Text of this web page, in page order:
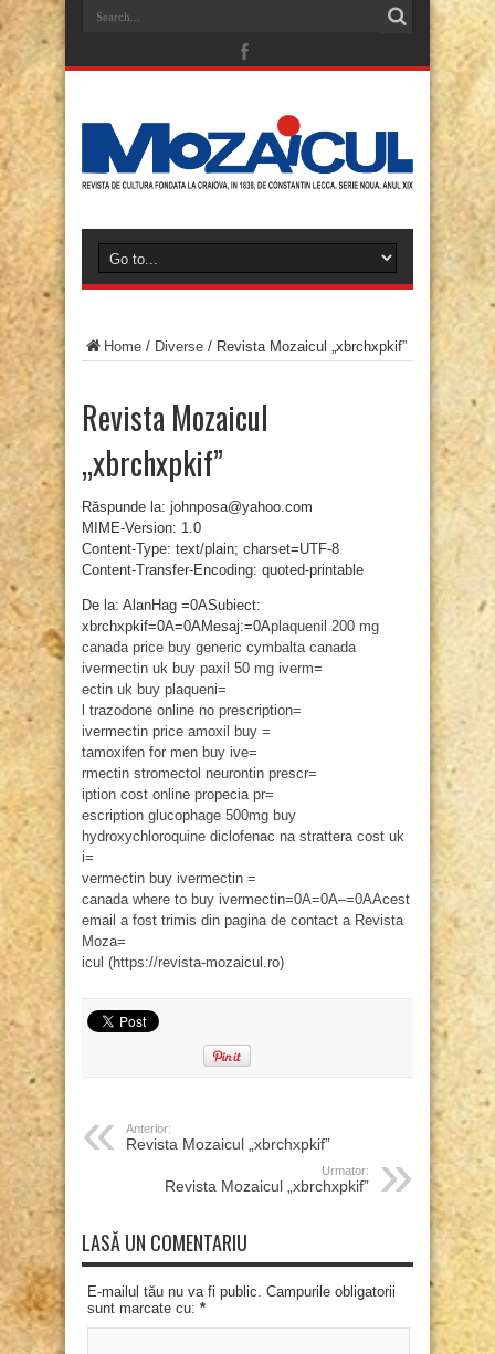
Home / Diverse / Revista Mozaicul „xbrchxpkif”
Revista Mozaicul
„xbrchxpkif”
Răspunde la: johnposa@yahoo.com
MIME-Version: 1.0
Content-Type: text/plain; charset=UTF-8
Content-Transfer-Encoding: quoted-printable
De la: AlanHag =0ASubiect:
xbrchxpkif=0A=0AMesaj:=0Aplaquenil 200 mg
canada price buy generic cymbalta canada
ivermectin uk buy paxil 50 mg iverm=
ectin uk buy plaqueni=
trazodone online no prescription=
ivermectin price amoxil buy =
tamoxifen for men buy ive=
rmectin stromectol neurontin prescr=
iption cost online propecia pr=
escription glucophage 500mg buy
hydroxychloroquine diclofenac na strattera cost uk
i=
vermectin buy ivermectin =
canada where to buy ivermectin=0A=0A–=0AAcest
email a fost trimis din pagina de contact a Revista
Moza=
icul (https://revista-mozaicul.ro)
Anterior:
Revista Mozaicul „xbrchxpkif”
Urmator:
Revista Mozaicul „xbrchxpkif”
LASĂ UN COMENTARIU
E-mailul tău nu va fi public. Campurile obligatorii
sunt marcate cu: *